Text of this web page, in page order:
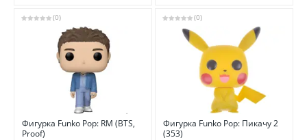
(0)
Фигурка Funko Pop: RM (BTS,
Proof)
(0)
Фигурка Funko Pop: Пикачу 2
(353)